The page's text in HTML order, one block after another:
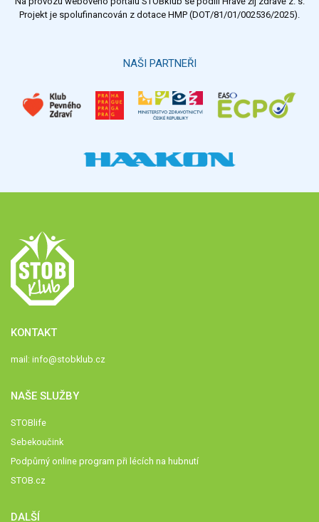
Výsledky Všechny ankety
Projekt je spolufinancován z dotace HMP (DOT/81/01/002536/2025).
NAŠI PARTNEŘI
KONTAKT
mail: info@stobklub.cz
NAŠE SLUŽBY
STOBlife
Sebekoučink
Podpůrný online program při lécích na hubnutí
STOB.cz
DALŠÍ